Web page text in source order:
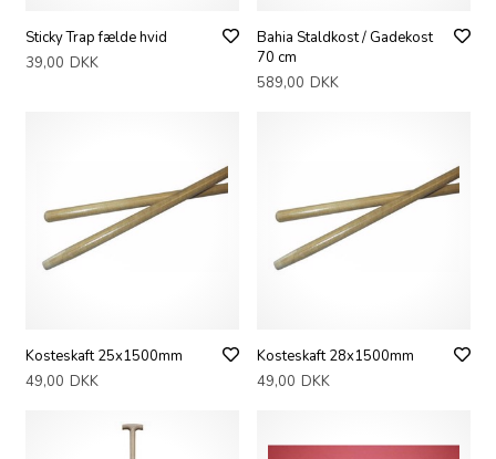
Sticky Trap fælde hvid
39,00 DKK
Bahia Staldkost / Gadekost
70 cm
589,00 DKK
Kosteskaft 25x1500mm
49,00 DKK
Kosteskaft 28x1500mm
49,00 DKK